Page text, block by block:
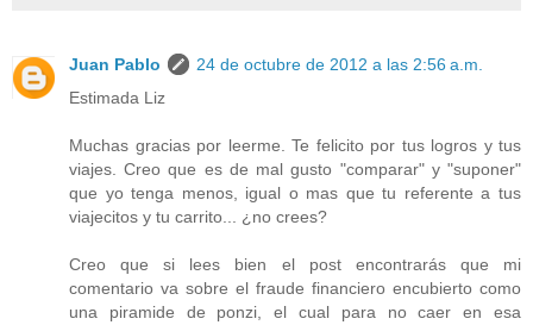
Juan Pablo
24 de octubre de 2012 a las 2:56 a.m.
Estimada Liz
Muchas gracias por leerme. Te felicito por tus logros y tus
viajes. Creo que es de mal gusto "comparar" y "suponer"
que yo tenga menos, igual o mas que tu referente a tus
viajecitos y tu carrito... ¿no crees?
Creo que si lees bien el post encontrarás que mi
comentario va sobre el fraude financiero encubierto como
una piramide de ponzi, el cual para no caer en esa